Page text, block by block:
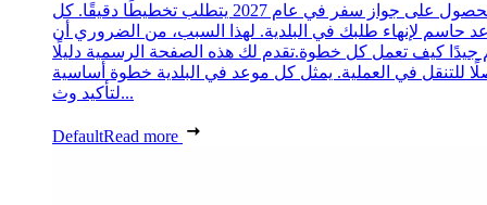
الحصول على جواز سفر في عام 2027 يتطلب تخطيطًا دقيقًا. كل
حاسم لإنهاء طلبك في البلدية. لهذا السبب، من الضروري أن
جيدًا كيف تعمل كل خطوة.تقدم لك هذه الصفحة الرسمية دليلًا
للتنقل في العملية. يمثل كل موعد في البلدية خطوة أساسية
لتأكيد وث...
DefaultRead more